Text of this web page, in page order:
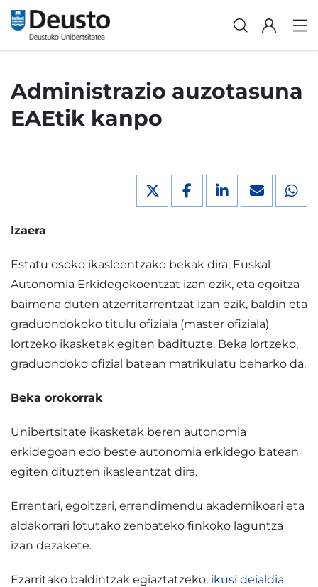
Administrazio auzotasuna
EAEtik kanpo
Izaera
Estatu osoko ikasleentzako bekak dira, Euskal
Autonomia Erkidegokoentzat izan ezik, eta egoitza
baimena duten atzerritarrentzat izan ezik, baldin eta
graduondokoko titulu ofiziala (master ofiziala)
lortzeko ikasketak egiten badituzte. Beka lortzeko,
graduondoko ofizial batean matrikulatu beharko da.
Beka orokorrak
Unibertsitate ikasketak beren autonomia
erkidegoan edo beste autonomia erkidego batean
egiten dituzten ikasleentzat dira.
Errentari, egoitzari, errendimendu akademikoari eta
aldakorrari lotutako zenbateko finkoko laguntza
izan dezakete.
Ezarritako baldintzak egiaztatzeko, ikusi deialdia.